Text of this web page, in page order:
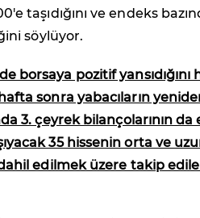
taşıdığını ve endeks
söylüyor.
borsaya pozitif yansıdığını
sonra yabacıların
3. çeyrek bilançolarının
35 hissenin orta ve
edilmek üzere takip